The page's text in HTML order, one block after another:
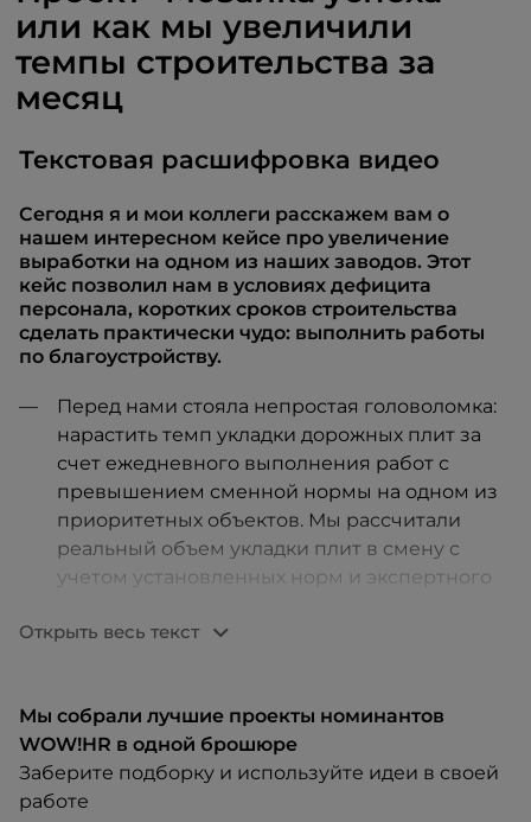
или как мы увеличили
темпы строительства за
месяц
Текстовая расшифровка видео
Сегодня я и мои коллеги расскажем вам о
нашем интересном кейсе про увеличение
выработки на одном из наших заводов. Этот
кейс позволил нам в условиях дефицита
персонала, коротких сроков строительства
сделать практически чудо: выполнить работы
по благоустройству.
Перед нами стояла непростая головоломка:
нарастить темп укладки дорожных плит за
счет ежедневного выполнения работ с
превышением сменной нормы на одном из
приоритетных объектов. Мы рассчитали
реальный объем укладки плит в смену с
учетом установленных норм и экспертного
выработке. Мы расценили стоимость
простоты расчета, и погнали.
На первой неделе мы оценивали рост
выработки, выстраивали коммуникации для
Открыть весь текст
Мы собрали лучшие проекты номинантов
WOW!HR в одной брошюре
Заберите подборку и используйте идеи в своей
работе